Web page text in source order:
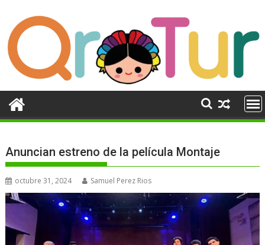
contenido
Anuncian estreno de la película Montaje
octubre 31, 2024 Samuel Perez Rios